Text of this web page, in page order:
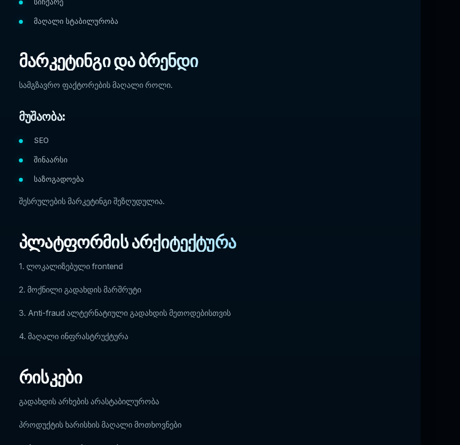
მაღალი სტაბილურობა
მარკეტინგი და ბრენდი
სამგზავრო ფაქტორების მაღალი როლი.
მუშაობა:
SEO
შინაარსი
საზოგადოება
შესრულების მარკეტინგი შეზღუდულია.
პლატფორმის არქიტექტურა
1. ლოკალიზებული frontend
2. მოქნილი გადახდის მარშრუტი
3. Anti-fraud ალტერნატიული გადახდის მეთოდებისთვის
4. მაღალი ინფრასტრუქტურა
რისკები
გადახდის არხების არასტაბილურობა
პროდუქტის ხარისხის მაღალი მოთხოვნები